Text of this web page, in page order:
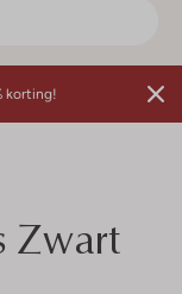
korting!
Zwart